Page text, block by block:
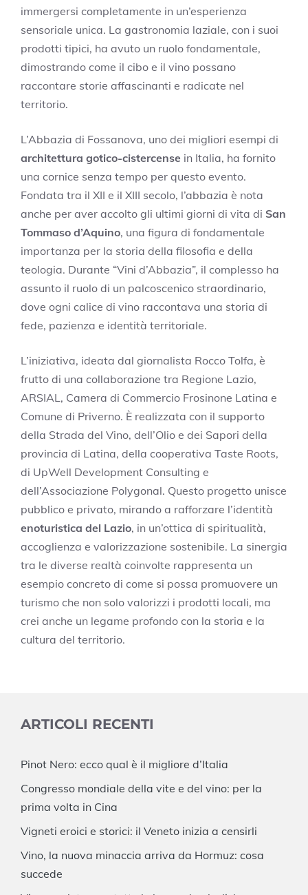
immergersi completamente in un’esperienza
sensoriale unica. La gastronomia laziale, con i suoi
prodotti tipici, ha avuto un ruolo fondamentale,
dimostrando come il cibo e il vino possano
raccontare storie affascinanti e radicate nel
territorio.
L’Abbazia di Fossanova, uno dei migliori esempi di
architettura gotico-cistercense in Italia, ha fornito
una cornice senza tempo per questo evento.
Fondata tra il XII e il XIII secolo, l’abbazia è nota
anche per aver accolto gli ultimi giorni di vita di San
Tommaso d’Aquino, una figura di fondamentale
importanza per la storia della filosofia e della
teologia. Durante “Vini d’Abbazia”, il complesso ha
assunto il ruolo di un palcoscenico straordinario,
dove ogni calice di vino raccontava una storia di
fede, pazienza e identità territoriale.
L’iniziativa, ideata dal giornalista Rocco Tolfa, è
frutto di una collaborazione tra Regione Lazio,
ARSIAL, Camera di Commercio Frosinone Latina e
Comune di Priverno. È realizzata con il supporto
della Strada del Vino, dell’Olio e dei Sapori della
provincia di Latina, della cooperativa Taste Roots,
di UpWell Development Consulting e
dell’Associazione Polygonal. Questo progetto unisce
pubblico e privato, mirando a rafforzare l’identità
enoturistica del Lazio, in un’ottica di spiritualità,
accoglienza e valorizzazione sostenibile. La sinergia
tra le diverse realtà coinvolte rappresenta un
esempio concreto di come si possa promuovere un
turismo che non solo valorizzi i prodotti locali, ma
crei anche un legame profondo con la storia e la
cultura del territorio.
ARTICOLI RECENTI
Pinot Nero: ecco qual è il migliore d’Italia
Congresso mondiale della vite e del vino: per la
prima volta in Cina
Vigneti eroici e storici: il Veneto inizia a censirli
Vino, la nuova minaccia arriva da Hormuz: cosa
succede